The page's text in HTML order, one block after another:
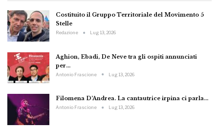
Costituito il Gruppo Territoriale del Movimento 5
Stelle
Redazione Lug 13, 2026
Aghion, Ebadi, De Neve tra gli ospiti annunciati
per…
Antonio Frascione Lug 13, 2026
Filomena D’Andrea. La cantautrice irpina ci parla…
Antonio Frascione Lug 13, 2026